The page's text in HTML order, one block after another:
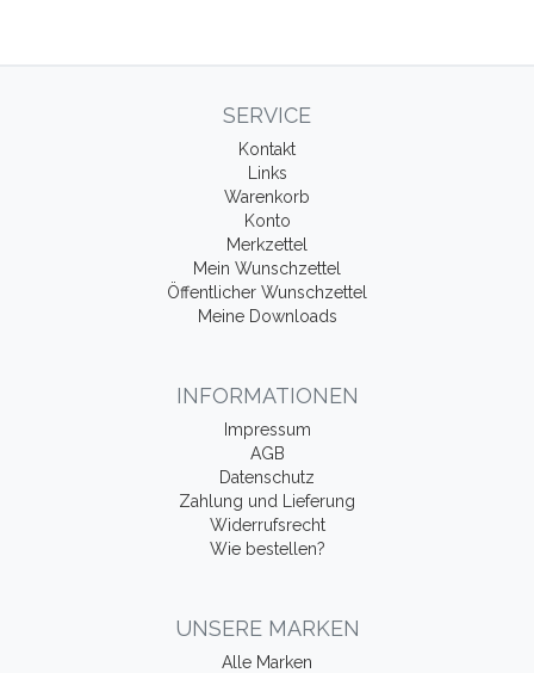
SERVICE
Kontakt
Links
Warenkorb
Konto
Merkzettel
Mein Wunschzettel
Öffentlicher Wunschzettel
Meine Downloads
INFORMATIONEN
Impressum
AGB
Datenschutz
Zahlung und Lieferung
Widerrufsrecht
Wie bestellen?
UNSERE MARKEN
Alle Marken